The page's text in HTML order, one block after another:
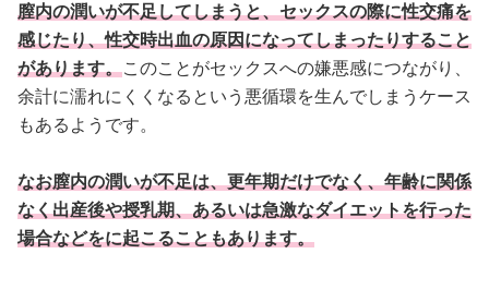
膣内の潤いが不足してしまうと、セックスの際に性交痛を
感じたり、性交時出血の原因になってしまったりすること
があります。このことがセックスへの嫌悪感につながり、
余計に濡れにくくなるという悪循環を生んでしまうケース
もあるようです。
なお膣内の潤いが不足は、更年期だけでなく、年齢に関係
なく出産後や授乳期、あるいは急激なダイエットを行った
場合などをに起こることもあります。